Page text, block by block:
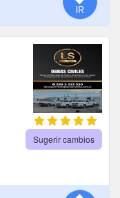
Sugerir cambios